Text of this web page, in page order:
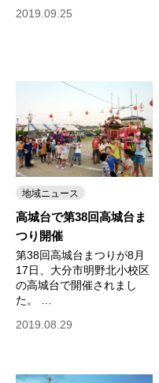
2019.09.25
地域ニュース
高城台で第38回高城台ま
つり開催
第38回高城台まつりが8月
17日、大分市明野北小校区
の高城台で開催されまし
た。 …
2019.08.29